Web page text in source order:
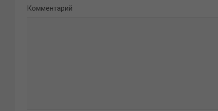
Комментарий